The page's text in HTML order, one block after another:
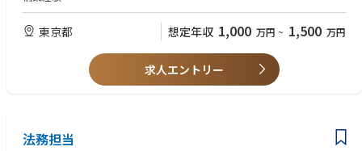
施、内部通報窓口（ヘルプライン）の運営、ハラスメント防止・インサイ
ダー規制・腐敗防止策を推進する
・法務機能の統括：契約審査・起案・交渉支援体制の構築、社内法務相談
機能の整備、訴訟・紛争への法的対応と外部弁護士マネジメントを担う
コンテンツ管理機能の統括：SNS・広告・PRの表現審査、景表法・著作
担う
・法務・情報システム・コンプライアンス等、複数の専門機能を横断して
統括するマネジメント経験
・経営陣・取締役会・監査法人と専門用語を用いて対等に折衝・報告でき
るコミュニケーション能力
・スタートアップ・ベンチャー企業でのコーポレート機能の組織構築経験
・IPO準備実務（内部統制整備・コンプライアンス体制構築）の経験
東京都 想定年収 1,000 万円 ~ 1,500 万円
求人エントリー
法務担当